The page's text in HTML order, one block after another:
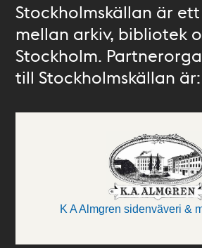
Stockholmskällan är
mellan arkiv, bibliotek
Stockholm.
till Stockholmskällan är:
K A Almgren sidenväveri &